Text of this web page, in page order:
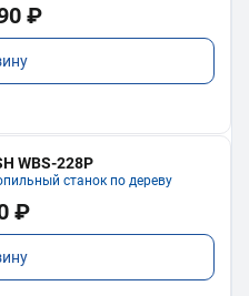
₽
WBS-228P
станок по дереву
₽